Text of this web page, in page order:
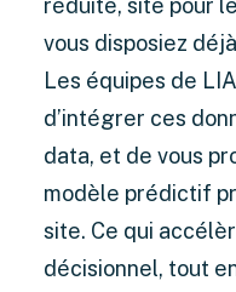
réduite, site pour
vous disposiez
Les équipes de
d’intégrer ces
data, et de vous
modèle prédictif
site. Ce qui
décisionnel, tout